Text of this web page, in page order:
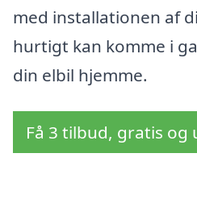
med installationen af
hurtigt kan komme i
din elbil hjemme.
Få 3 tilbud, gratis